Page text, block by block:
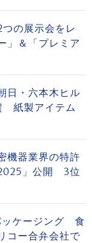
の展示会をレ
」＆「プレミア
日・六本木ヒル
紙製アイテム
機器業界の特許
2025」公開 3位
ッケージング 食
コー合弁会社で